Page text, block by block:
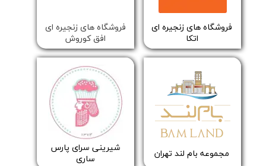
​فروشگاه های زنجیره ای
اتکا
فروشگاه های زنجیره ای
افق کوروش
مجموعه بام لند تهران
شیرینی سرای پارس
ساری